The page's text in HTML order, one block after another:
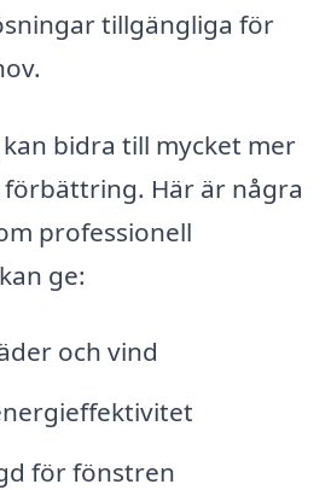
tillgängliga för
bidra till mycket mer
Här är några
professionell
ge:
och vind
för fönstren